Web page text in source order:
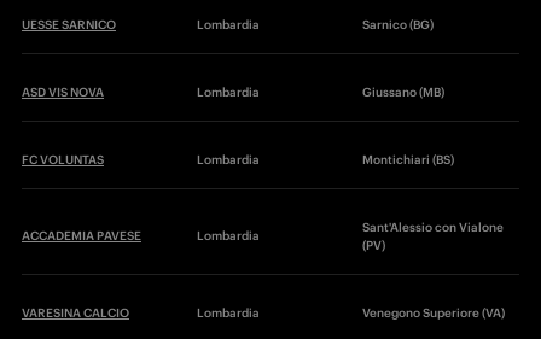
UESSE SARNICO Lombardia Sarnico (BG)
ASD VIS NOVA Lombardia Giussano (MB)
FC VOLUNTAS Lombardia Montichiari (BS)
ACCADEMIA PAVESE Lombardia
Sant'Alessio con Vialone
(PV)
VARESINA CALCIO Lombardia Venegono Superiore (VA)